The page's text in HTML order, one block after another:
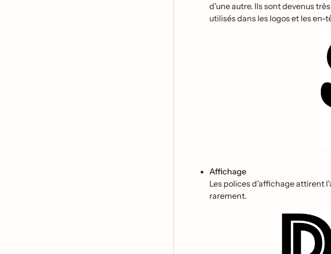
d'une autre. Ils sont devenus
utilisés dans les logos et les
Affichage
Les polices d'affichage attirent
rarement.